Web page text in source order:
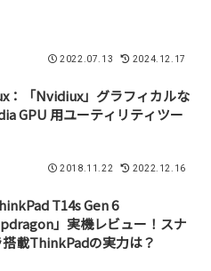
2022.07.13 2024.12.17
：「Nvidiux」グラフィカルな
GPU 用ユーティリティツー
2018.11.22 2022.12.16
T14s Gen 6
」実機レビュー！スナ
搭載ThinkPadの実力は？